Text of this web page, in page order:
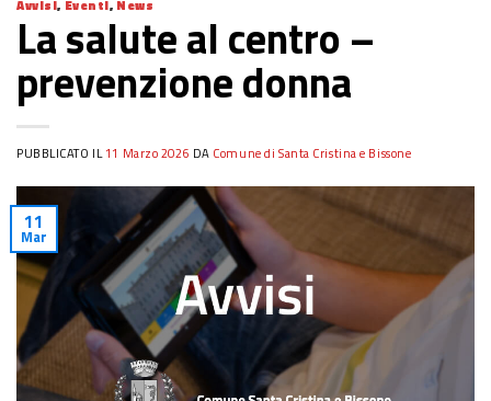
Avvisi, Eventi, News
La salute al centro –
prevenzione donna
PUBBLICATO IL11 Marzo 2026 DA Comune di Santa Cristina e Bissone
11
Mar